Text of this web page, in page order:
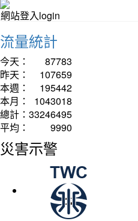
網站登入login
流量統計
今天：
87783
昨天：
107659
本週：
195442
本月：
1043018
總計： 33246495
平均：
9990
災害示警